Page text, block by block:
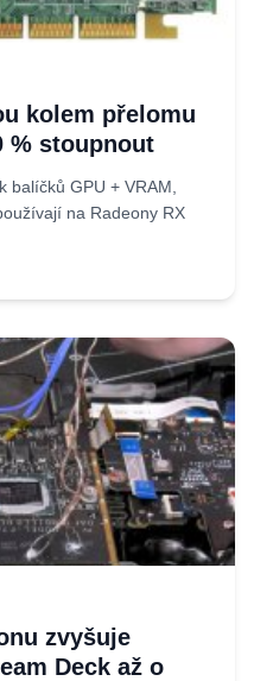
kolem přelomu
% stoupnout
balíčků GPU + VRAM,
na Radeony RX
zvyšuje
Deck až o